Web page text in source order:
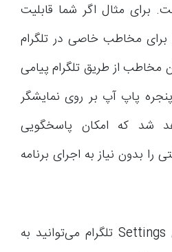
برای مثال اگر شما قابلیت
برای مخاطب خاصی در تلگرام
مخاطب از طریق تلگرام پیامی
پاپ آپ بر روی نمایشگر
شد که امکان پاسخگویی
را بدون نیاز به اجرای برنامه
شما با استفاده از منوی Settings تلگرام می‌توانید به